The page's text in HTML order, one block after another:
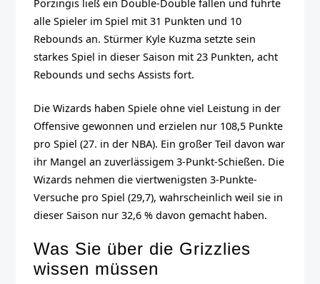
Porzingis ließ ein Double-Double fallen und führte
alle Spieler im Spiel mit 31 Punkten und 10
Rebounds an. Stürmer Kyle Kuzma setzte sein
starkes Spiel in dieser Saison mit 23 Punkten, acht
Rebounds und sechs Assists fort.
Die Wizards haben Spiele ohne viel Leistung in der
Offensive gewonnen und erzielen nur 108,5 Punkte
pro Spiel (27. in der NBA). Ein großer Teil davon war
ihr Mangel an zuverlässigem 3-Punkt-Schießen. Die
Wizards nehmen die viertwenigsten 3-Punkte-
Versuche pro Spiel (29,7), wahrscheinlich weil sie in
dieser Saison nur 32,6 % davon gemacht haben.
Was Sie über die Grizzlies
wissen müssen